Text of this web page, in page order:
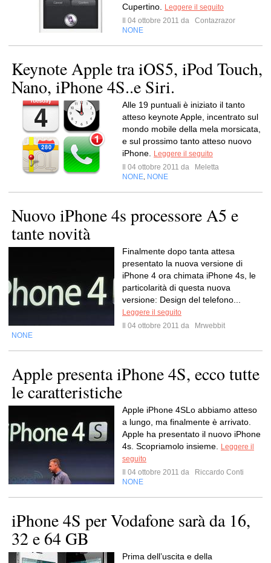
Cupertino.
Leggere il seguito
Il 04 ottobre 2011 da
Contazrazor
NONE
Keynote Apple tra iOS5, iPod Touch,
Nano, iPhone 4S..e Siri.
Alle 19 puntuali è iniziato il tanto
atteso keynote Apple, incentrato sul
mondo mobile della mela morsicata,
e sul prossimo tanto atteso nuovo
iPhone.
Leggere il seguito
Il 04 ottobre 2011 da
Meletta
NONE NONE
Nuovo iPhone 4s processore A5 e
tante novità
Finalmente dopo tanta attesa
presentato la nuova versione di
iPhone 4 ora chimata iPhone 4s, le
particolarità di questa nuova
versione: Design del telefono...
Leggere il seguito
Il 04 ottobre 2011 da
Mrwebbit
NONE
Apple presenta iPhone 4S, ecco tutte
le caratteristiche
Apple iPhone 4SLo abbiamo atteso
a lungo, ma finalmente è arrivato.
Apple ha presentato il nuovo iPhone
4s. Scopriamolo insieme.
Leggere il
seguito
Il 04 ottobre 2011 da
Riccardo Conti
NONE
iPhone 4S per Vodafone sarà da 16,
32 e 64 GB
Prima dell’uscita e della